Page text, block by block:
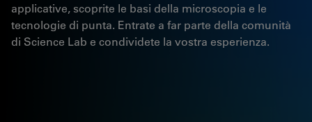
applicative, scoprite le basi della microscopia e le
tecnologie di punta. Entrate a far parte della comunità
di Science Lab e condividete la vostra esperienza.